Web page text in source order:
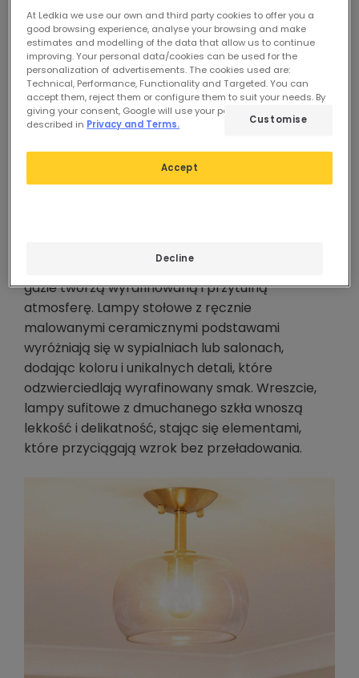
kategoria ma swój szczególny urok i swój własny
sposób na wniesienie osobowości do domu.
Na przykład lampy podłogowe z teksturowanymi
kloszami są idealne do salonów lub kącików
czytelniczych, ponieważ zapewniają punktowe
światło, pełniąc jednocześnie funkcję
dekoracyjną. Z kolei kryształowe żyrandole są
idealne do jadalni lub przedpokoju, zapewniając
klasyczną i elegancką atmosferę, która nigdy nie
stylu retro, zwłaszcza w kuchniach i jadalniach,
gdzie tworzą wyrafinowaną i przytulną
atmosferę. Lampy stołowe z ręcznie
malowanymi ceramicznymi podstawami
wyróżniają się w sypialniach lub salonach,
dodając koloru i unikalnych detali, które
odzwierciedlają wyrafinowany smak. Wreszcie,
lampy sufitowe z dmuchanego szkła wnoszą
lekkość i delikatność, stając się elementami,
które przyciągają wzrok bez przeładowania.
At Ledkia we use our own and third party cookies to offer you a
good browsing experience, analyse your browsing and make
estimates and modelling of the data that allow us to continue
improving. Your personal data/cookies can be used for the
personalization of advertisements. The cookies used are:
Technical, Performance, Functionality and Targeted. You can
accept them, reject them or configure them to suit your needs. By
giving your consent, Google will use your personal data as
described in Privacy and Terms. Customise
Decline
Accept